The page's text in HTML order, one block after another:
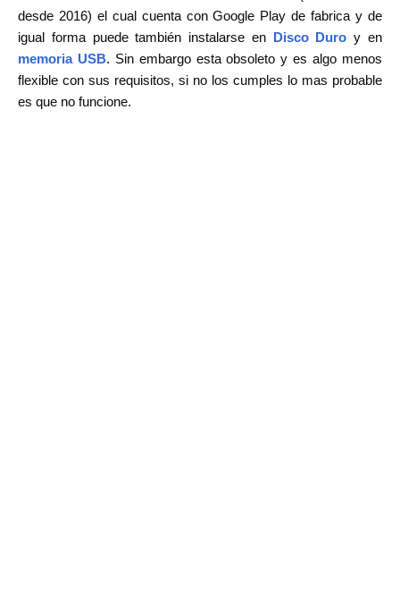
desde 2016) el cual cuenta con Google Play de fabrica y de
igual forma puede también instalarse en Disco Duro y en
memoria USB. Sin embargo esta obsoleto y es algo menos
flexible con sus requisitos, si no los cumples lo mas probable
es que no funcione.